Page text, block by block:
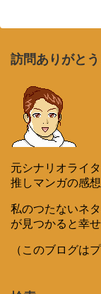
訪問ありがと
元シナリオライ
推しマンガの感
私のつたないネ
が見つかると幸せ
（このブログは